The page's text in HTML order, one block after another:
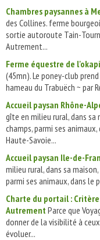
Chambres paysannes à
des Collines. ferme
sortie autoroute Tain-
Autrement...
Ferme équestre de
(45mn). Le poney-club
hameau du Trabuëch ~ par
Accueil paysan Rhône-
gîte en milieu rural, dans sa
champs, parmi ses
Haute-Savoie...
Accueil paysan Ile-de-
milieu rural, dans sa
parmi ses animaux, dans le
Charte du portail :
Autrement Parce que
donner de la visibilité à
évoluer...